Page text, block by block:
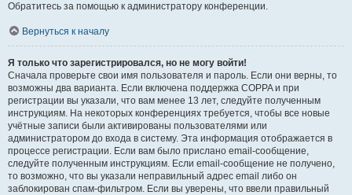
Обратитесь за помощью к администратору конференции.
Вернуться к началу
Я только что зарегистрировался, но не могу войти!
Сначала проверьте свои имя пользователя и пароль. Если они верны, то
возможны два варианта. Если включена поддержка COPPA и при
регистрации вы указали, что вам менее 13 лет, следуйте полученным
инструкциям. На некоторых конференциях требуется, чтобы все новые
учётные записи были активированы пользователями или
администратором до входа в систему. Эта информация отображается в
процессе регистрации. Если вам было прислано email-сообщение,
следуйте полученным инструкциям. Если email-сообщение не получено,
то возможно, что вы указали неправильный адрес email либо он
заблокирован спам-фильтром. Если вы уверены, что ввели правильный